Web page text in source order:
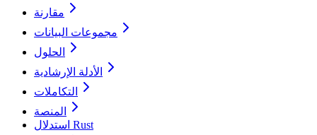
مقارنة
مجموعات البيانات
الحلول
الأدلة الإرشادية
التكاملات
المنصة
استدلال Rust